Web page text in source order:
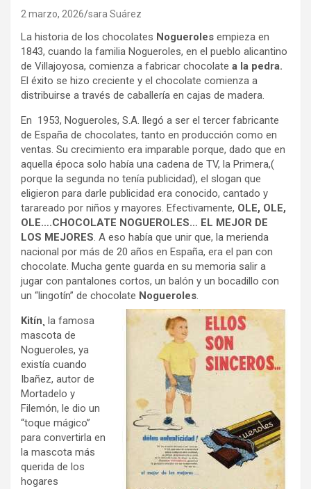
2 marzo, 2026 sara Suárez
La historia de los chocolates Nogueroles empieza en
1843, cuando la familia Nogueroles, en el pueblo alicantino
de Villajoyosa, comienza a fabricar chocolate a la pedra.
El éxito se hizo creciente y el chocolate comienza a
distribuirse a través de caballería en cajas de madera.
En 1953, Nogueroles, S.A. llegó a ser el tercer fabricante
de España de chocolates, tanto en producción como en
ventas. Su crecimiento era imparable porque, dado que en
aquella época solo había una cadena de TV, la Primera,(
porque la segunda no tenía publicidad), el slogan que
eligieron para darle publicidad era conocido, cantado y
tarareado por niños y mayores. Efectivamente, OLE, OLE,
OLE….CHOCOLATE NOGUEROLES… EL MEJOR DE
LOS MEJORES. A eso había que unir que, la merienda
nacional por más de 20 años en España, era el pan con
chocolate. Mucha gente guarda en su memoria salir a
jugar con pantalones cortos, un balón y un bocadillo con
un “lingotín” de chocolate Nogueroles.
Kitín¸ la famosa
mascota de
Nogueroles, ya
existía cuando
Ibañez, autor de
Mortadelo y
Filemón, le dio un
“toque mágico”
para convertirla en
la mascota más
querida de los
hogares